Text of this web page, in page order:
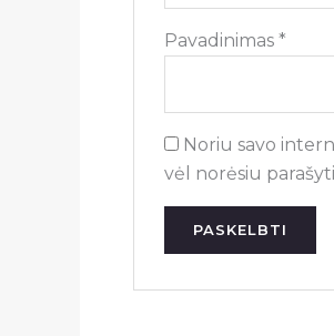
Pavadinimas *
Noriu savo
vėl norėsiu